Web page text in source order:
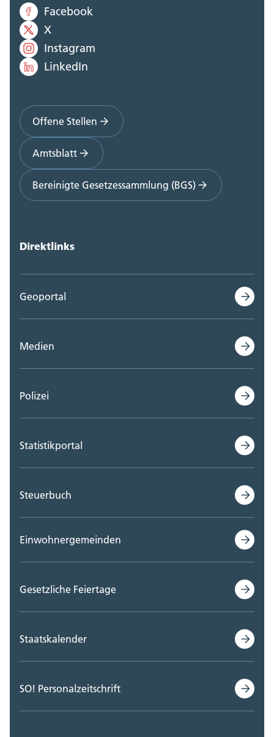
Facebook
X
Instagram
LinkedIn
Offene Stellen
Amtsblatt
Bereinigte Gesetzessammlung (BGS)
Direktlinks
Geoportal
Medien
Polizei
Statistikportal
Steuerbuch
Einwohnergemeinden
Gesetzliche Feiertage
Staatskalender
SO! Personalzeitschrift